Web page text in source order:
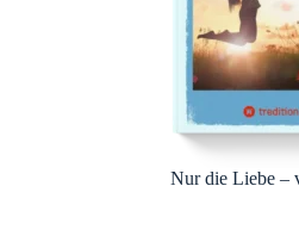
Nur die Liebe –